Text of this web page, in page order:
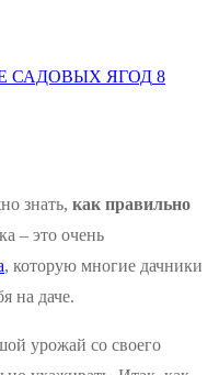
САДОВЫХ ЯГОД 8
знать, как правильно
– это очень
, которую многие дачники
на даче.
урожай со своего